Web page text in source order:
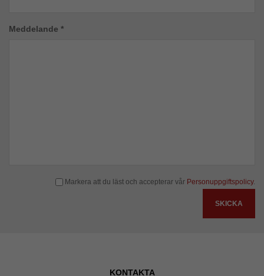
Meddelande *
Markera att du läst och accepterar vår Personuppgiftspolicy.
KONTAKTA